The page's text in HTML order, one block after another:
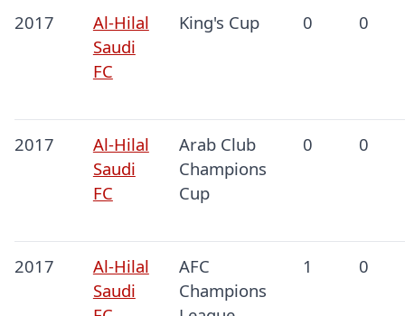
2017
Al-Hilal
Saudi
FC
King's Cup 0 0
2017
Al-Hilal
Saudi
FC
Arab Club
Champions
Cup
0 0
2017
Al-Hilal
Saudi
AFC
Champions
1 0